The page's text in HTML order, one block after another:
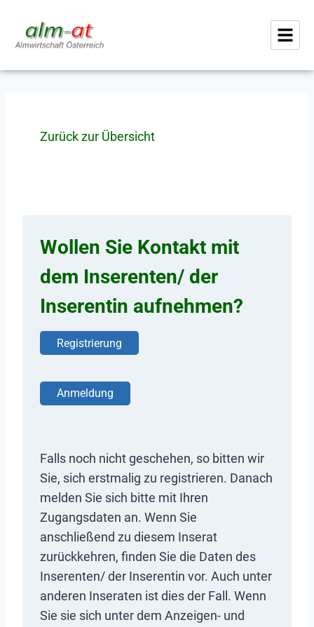
Zurück zur Übersicht
Wollen Sie Kontakt mit
dem Inserenten/ der
Inserentin aufnehmen?
Registrierung
Anmeldung
Falls noch nicht geschehen, so bitten wir
Sie, sich erstmalig zu registrieren. Danach
melden Sie sich bitte mit Ihren
Zugangsdaten an. Wenn Sie
anschließend zu diesem Inserat
zurückkehren, finden Sie die Daten des
Inserenten/ der Inserentin vor. Auch unter
anderen Inseraten ist dies der Fall. Wenn
Sie sie sich unter dem Anzeigen- und